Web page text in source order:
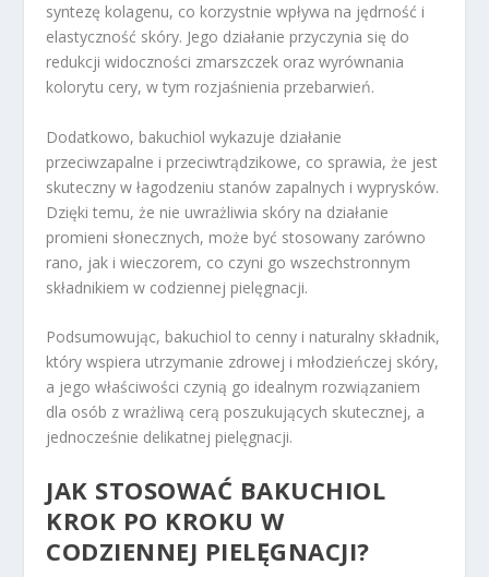
syntezę kolagenu, co korzystnie wpływa na jędrność i
elastyczność skóry. Jego działanie przyczynia się do
redukcji widoczności zmarszczek oraz wyrównania
kolorytu cery, w tym rozjaśnienia przebarwień.
Dodatkowo, bakuchiol wykazuje działanie
przeciwzapalne i przeciwtrądzikowe, co sprawia, że jest
skuteczny w łagodzeniu stanów zapalnych i wyprysków.
Dzięki temu, że nie uwrażliwia skóry na działanie
promieni słonecznych, może być stosowany zarówno
rano, jak i wieczorem, co czyni go wszechstronnym
składnikiem w codziennej pielęgnacji.
Podsumowując, bakuchiol to cenny i naturalny składnik,
który wspiera utrzymanie zdrowej i młodzieńczej skóry,
a jego właściwości czynią go idealnym rozwiązaniem
dla osób z wrażliwą cerą poszukujących skutecznej, a
jednocześnie delikatnej pielęgnacji.
JAK STOSOWAĆ BAKUCHIOL
KROK PO KROKU W
CODZIENNEJ PIELĘGNACJI?